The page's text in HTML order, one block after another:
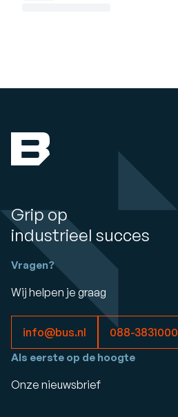
Grip op
industrieel succes
Vragen?
Wij helpen je graag
info@bus.nl 088-3831000
Als eerste op de hoogte
Onze nieuwsbrief